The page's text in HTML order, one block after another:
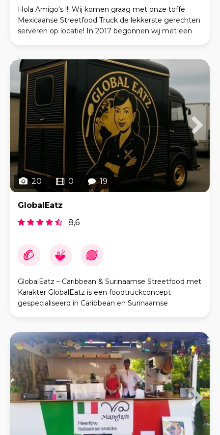
Hola Amigo's !!! Wij komen graag met onze toffe
Mexicaanse Streetfood Truck de lekkerste gerechten
serveren op locatie! In 2017 begonnen wij met een
20 0 19
GlobalEatz
8,6
GlobalEatz – Caribbean & Surinaamse Streetfood met
Karakter GlobalEatz is een foodtruckconcept
gespecialiseerd in Caribbean en Surinaamse